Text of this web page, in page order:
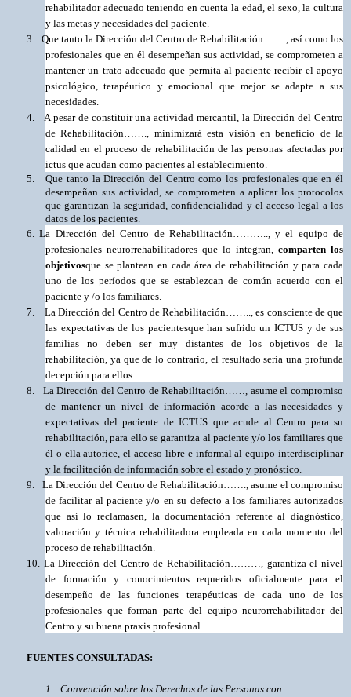
rehabilitador adecuado teniendo en cuenta la edad, el sexo, la cultura
y las metas y necesidades del paciente.
3.
Que tanto la Dirección del Centro de Rehabilitación……., así como los
profesionales que en él desempeñan sus actividad, se comprometen a
mantener un trato adecuado que permita al paciente recibir el apoyo
psicológico, terapéutico y emocional que mejor se adapte a sus
necesidades.
4.
A pesar de constituir una actividad mercantil, la Dirección del Centro
de Rehabilitación……., minimizará esta visión en beneficio de la
calidad en el proceso de rehabilitación de las personas afectadas por
ictus que acudan como pacientes al establecimiento.
5.
Que tanto la Dirección del Centro como los profesionales que en él
desempeñan sus actividad, se comprometen a aplicar los protocolos
que garantizan la seguridad, confidencialidad y el acceso legal a los
datos de los pacientes.
6.
La Dirección del Centro de Rehabilitación……….., y el equipo de
profesionales neurorrehabilitadores que lo integran, comparten los
objetivosque se plantean en cada área de rehabilitación y para cada
uno de los períodos que se establezcan de común acuerdo con el
paciente y /o los familiares.
7.
La Dirección del Centro de Rehabilitación……..,es consciente de que
las expectativas de los pacientesque han sufrido un ICTUS y de sus
familias no deben ser muy distantes de los objetivos de la
rehabilitación, ya que de lo contrario, el resultado sería una profunda
decepción para ellos.
8.
La Dirección del Centro de Rehabilitación……, asume el compromiso
de mantener un nivel de información acorde a las necesidades y
expectativas del paciente de ICTUS que acude al Centro para su
rehabilitación, para ello se garantiza al paciente y/o los familiares que
él o ella autorice, el acceso libre e informal al equipo interdisciplinar
y la facilitación de información sobre el estado y pronóstico.
9.
La Dirección del Centro de Rehabilitación……., asume el compromiso
de facilitar al paciente y/o en su defecto a los familiares autorizados
que así lo reclamasen, la documentación referente al diagnóstico,
valoración y técnica rehabilitadora empleada en cada momento del
proceso de rehabilitación.
10. La Dirección del Centro de Rehabilitación………, garantiza el nivel
de formación y conocimientos requeridos oficialmente para el
desempeño de las funciones terapéuticas de cada uno de los
profesionales que forman parte del equipo neurorrehabilitador del
Centro y su buena praxis profesional.
FUENTES CONSULTADAS:
1.
Convención sobre los Derechos de las Personas con